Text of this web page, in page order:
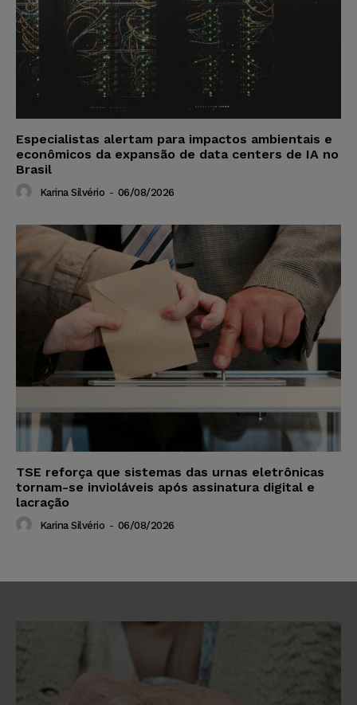
Especialistas alertam para impactos ambientais e
econômicos da expansão de data centers de IA no
Brasil
Karina Silvério - 06/08/2026
TSE reforça que sistemas das urnas eletrônicas
tornam-se invioláveis após assinatura digital e
lacração
Karina Silvério - 06/08/2026